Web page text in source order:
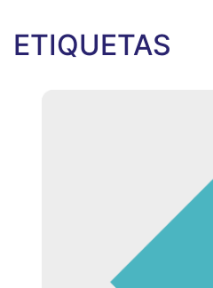
ETIQUETAS